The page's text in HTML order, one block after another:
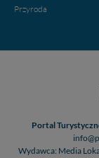
Przyroda
Portal
Wydawca: Media